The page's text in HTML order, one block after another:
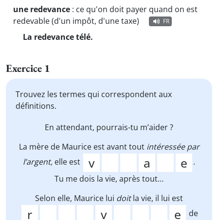
une redevance : ce qu'on doit payer quand on est
redevable (d'un impôt, d'une taxe)
FR
La redevance télé.
Exercice 1
Trouvez les termes qui correspondent aux
définitions.
En attendant, pourrais-tu m’aider ?
La mère de Maurice est avant tout intéressée par
l’argent, elle est
.
Tu me dois la vie, après tout…
Selon elle, Maurice lui doitla vie, il lui est
de